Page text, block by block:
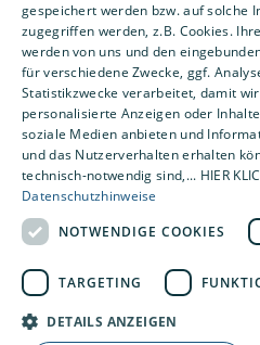
gespeichert werden bzw. auf solche
zugegriffen werden, z.B. Cookies.
werden von uns und den
für verschiedene Zwecke, ggf.
Statistikzwecke verarbeitet, damit
personalisierte Anzeigen oder
soziale Medien anbieten und
und das Nutzerverhalten erhalten
technisch-notwendig sind,... HIER
Datenschutzhinweise
NOTWENDIGE COOKIES
TARGETING
DETAILS ANZEIGEN